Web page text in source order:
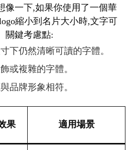
像一下,如果你使用了一個華
縮小到名片大小時,文字可
關鍵考慮點:
下仍然清晰可讀的字體。
或複雜的字體。
品牌形象相符。
果 適用場景